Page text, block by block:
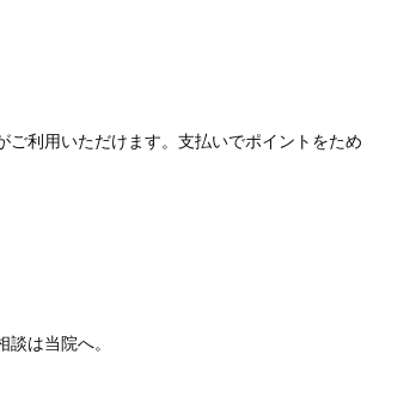
利用いただけます。支払いでポイントをため
は当院へ。